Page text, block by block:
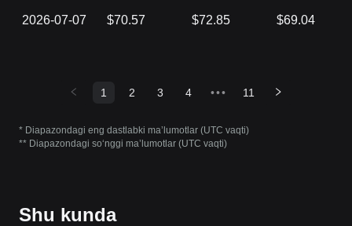
2026-07-07 $70.57 $72.85 $69.04
1 2 3 4 ••• 11
* Diapazondagi eng dastlabki maʼlumotlar (UTC vaqti)
** Diapazondagi soʻnggi maʼlumotlar (UTC vaqti)
Shu kunda